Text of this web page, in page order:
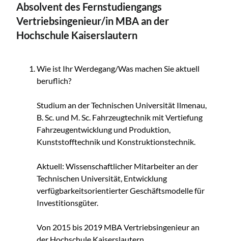
Absolvent des Fernstudiengangs
Vertriebsingenieur/in MBA an der
Hochschule Kaiserslautern
Wie ist Ihr Werdegang/Was machen Sie aktuell
beruflich?
Studium an der Technischen Universität Ilmenau,
B. Sc. und M. Sc. Fahrzeugtechnik mit Vertiefung
Fahrzeugentwicklung und Produktion,
Kunststofftechnik und Konstruktionstechnik.
Aktuell: Wissenschaftlicher Mitarbeiter an der
Technischen Universität, Entwicklung
verfügbarkeitsorientierter Geschäftsmodelle für
Investitionsgüter.
Von 2015 bis 2019 MBA Vertriebsingenieur an